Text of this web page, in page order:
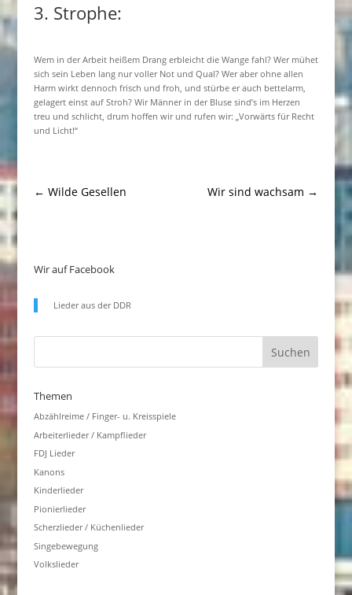
3. Strophe:
Wem in der Arbeit heißem Drang erbleicht die Wange fahl? Wer mühet
sich sein Leben lang nur voller Not und Qual? Wer aber ohne allen
Harm wirkt dennoch frisch und froh, und stürbe er auch bettelarm,
gelagert einst auf Stroh? Wir Männer in der Bluse sind’s im Herzen
treu und schlicht, drum hoffen wir und rufen wir: „Vorwärts für Recht
und Licht!“
← Wilde Gesellen Wir sind wachsam →
Wir auf Facebook
Lieder aus der DDR
Themen
Abzählreime / Finger- u. Kreisspiele
Arbeiterlieder / Kampflieder
FDJ Lieder
Kanons
Kinderlieder
Pionierlieder
Scherzlieder / Küchenlieder
Singebewegung
Volkslieder